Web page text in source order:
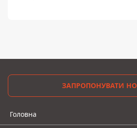
ЗАПРОПОНУВАТИ
Головна